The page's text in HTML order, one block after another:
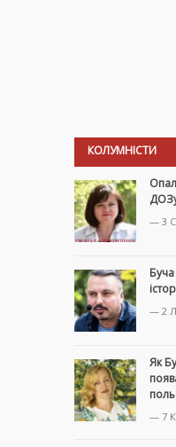
КОЛУМНІСТИ
— 3
Буча
— 2
Як
— 7